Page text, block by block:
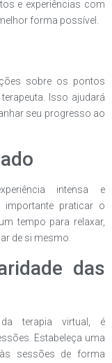
e experiências com
forma possível.
sobre os pontos
Isso ajudará
seu progresso ao
intensa e
importante praticar o
tempo para relaxar,
de si mesmo.
das
terapia virtual, é
Estabeleça uma
sessões de forma